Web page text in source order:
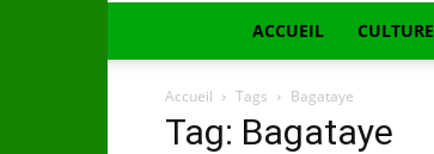
ACCUEIL CULTURE
Accueil Tags Bagataye
Tag: Bagataye